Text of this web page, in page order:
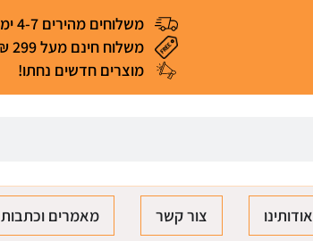
משלוחים מהירים 4-7 ימי עסקים
משלוח חינם מעל 299 ₪ (*למעט מאכלים ומוצרים רגישים)
מוצרים חדשים נחתו!
אודותינו צור קשר מאמרים וכתבות